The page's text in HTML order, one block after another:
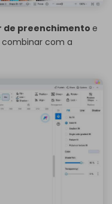
de preenchimento e
com a